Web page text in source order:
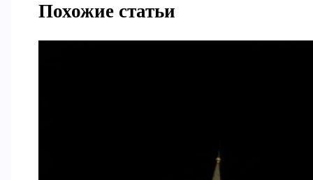
Похожие статьи